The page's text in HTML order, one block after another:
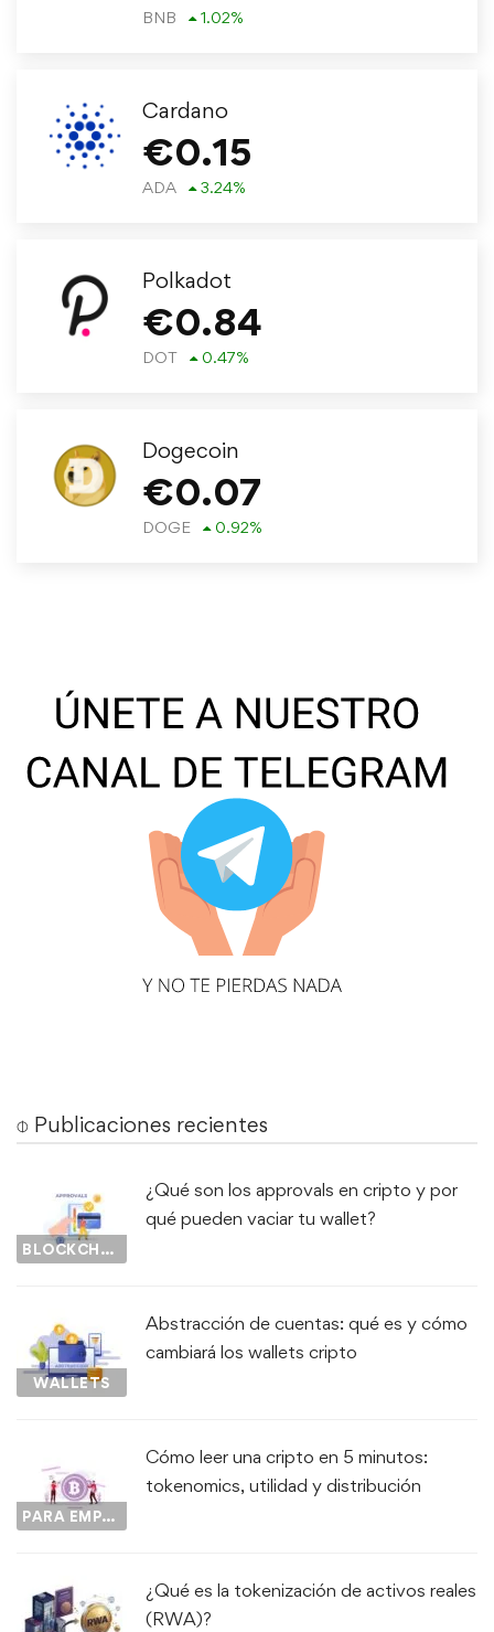
BNB 1.02%
Cardano
€0.15
ADA 3.24%
Polkadot
€0.84
DOT 0.47%
Dogecoin
€0.07
DOGE 0.92%
⌽ Publicaciones recientes
BLOCKCHAIN
¿Qué son los approvals en cripto y por
qué pueden vaciar tu wallet?
WALLETS
Abstracción de cuentas: qué es y cómo
cambiará los wallets cripto
PARA EMPEZAR...
Cómo leer una cripto en 5 minutos:
tokenomics, utilidad y distribución
¿Qué es la tokenización de activos reales
(RWA)?